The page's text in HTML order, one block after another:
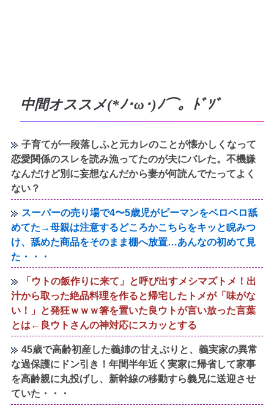
中間オススメ(*ﾉ･ω･)ﾉ⌒。ﾄﾞｿﾞ
子育てが一段落しふと元カレのことが懐かしくなって
恋愛関係のスレを読み漁ってたのが夫にバレた。不機嫌
なんだけど別に妄想なんだから妻が何読んでたってよく
ない？
スーパーの売り場で4〜5歳児がピーマンをベロベロ舐
めてた→母親は注意するどころかこちらをキッと睨みつ
け、舐めた商品をそのまま棚へ放置…あんなの初めて見
た・・・
「ウトの飯作りに来て」と呼び出すメシマズトメ！出
汁から取った絶品料理を作ると帰宅したトメが「味がな
い！」と発狂ｗｗｗ箸を置いた良ウトが言い放った言葉
とは←良ウトさんの神対応にスカッとする
45歳で高齢初産した義姉の甘えぶりと、義実家の異常
な過保護にドン引き！年間半年近く実家に帰省して家事
を高齢親に丸投げし、新幹線の移動すら義兄に送迎させ
ていた・・・